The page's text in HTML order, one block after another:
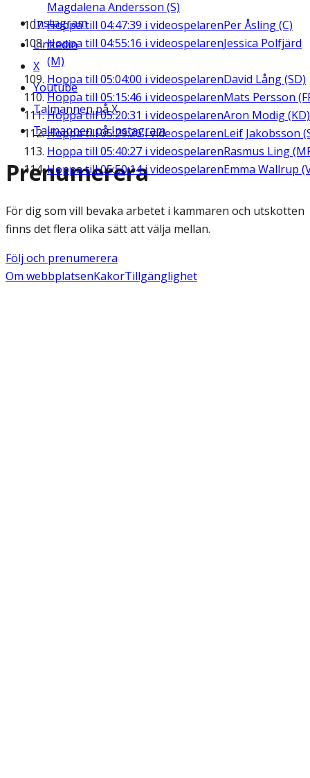
Magdalena Andersson (S)
Hoppa till 04:47:39 i videospelarenPer Åsling (C)
Hoppa till 04:55:16 i videospelarenJessica Polfjärd
(M)
Hoppa till 05:04:00 i videospelarenDavid Lång (SD)
Hoppa till 05:15:46 i videospelarenMats Persson
Hoppa till05:20:31 i videospelarenAron Modig (KD)
Hoppa till05:29:26i videospelarenLeif Jakobsson
Hoppa till 05:40:27 i videospelarenRasmus Ling
Hoppa till05:50:14i videospelarenEmma Wallrup
Instagram
Linkedin
X
Youtube
Talmannen på X
Talmannen på Instagram
Prenumerera
För dig som vill bevaka arbetet i kammaren och utskotten
finns det flera olika sätt att välja mellan.
Följ och prenumerera
Om webbplatsenKakorTillgänglighet